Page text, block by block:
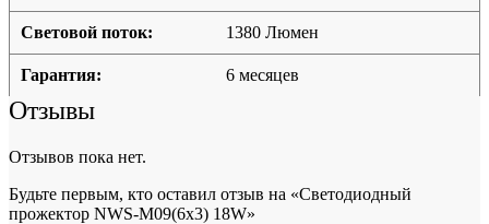
Световой поток: 1380 Люмен
Гарантия: 6 месяцев
Отзывы
Отзывов пока нет.
Будьте первым, кто оставил отзыв на «Светодиодный
прожектор NWS-M09(6х3) 18W»